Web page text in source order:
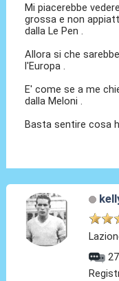
Mi piacerebbe
grossa e non
dalla Le Pen .
Allora si che
l'Europa .
E' come se a me
dalla Meloni .
Basta sentire cosa